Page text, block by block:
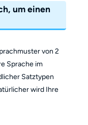
um einen
von 2
Sprache im
Satztypen
wird Ihre